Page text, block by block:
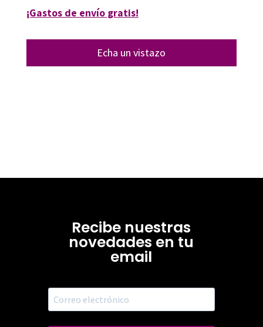
¡Gastos de envío gratis!
Echa un vistazo
Recibe nuestras
novedades en tu
email